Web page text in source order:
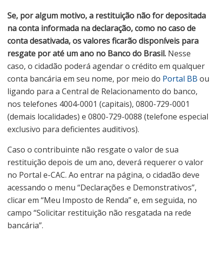
Se, por algum motivo, a restituição não for depositada
na conta informada na declaração, como no caso de
conta desativada, os valores ficarão disponíveis para
resgate por até um ano no Banco do Brasil. Nesse
caso, o cidadão poderá agendar o crédito em qualquer
conta bancária em seu nome, por meio do Portal BB ou
ligando para a Central de Relacionamento do banco,
nos telefones 4004-0001 (capitais), 0800-729-0001
(demais localidades) e 0800-729-0088 (telefone especial
exclusivo para deficientes auditivos).
Caso o contribuinte não resgate o valor de sua
restituição depois de um ano, deverá requerer o valor
no Portal e-CAC. Ao entrar na página, o cidadão deve
acessando o menu “Declarações e Demonstrativos”,
clicar em “Meu Imposto de Renda” e, em seguida, no
campo “Solicitar restituição não resgatada na rede
bancária”.